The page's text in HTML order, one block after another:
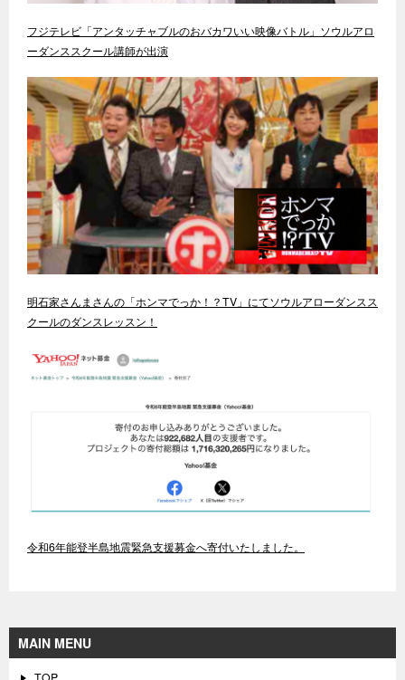
フジテレビ「アンタッチャブルのおバカワいい映像バトル」ソウルアロ
ーダンススクール講師が出演
明石家さんまさんの「ホンマでっか！？TV」にてソウルアローダンスス
クールのダンスレッスン！
令和6年能登半島地震緊急支援募金へ寄付いたしました。
MAIN MENU